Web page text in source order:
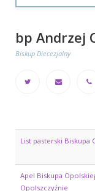
bp Andrzej
Biskup Diecezjalny
List pasterski Biskupa
Apel Biskupa
Opolszczyźnie